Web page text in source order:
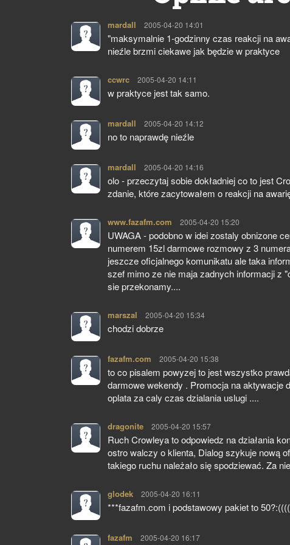
mardall pisze:
2005-04-20 14:01
"maksymalnie 1-godzinny czas reakcji na
nieźle brzmi ciekawe jak będzie w praktyce
ccwrc pisze:
2005-04-20 14:11
w praktyce jest tak samo.
mardall pisze:
2005-04-20 14:12
no to naprawdę nieźle
mardall pisze:
2005-04-20 14:16
olo - przeczytaj sobie dokładniej co to jest
zdanie, które zacytowałem o reakcji na
www.fazafm.com pisze:
2005-04-20 15:20
UWAGA - podobno w idei zostaly obnizone
numerem 15zl darmowe rozmowy z 3
jeszcze oficjalnego komunikatu ale taka
szef mimo ze nie maja zadnych informacji z
sie przekonamy....
marszal pisze:
2005-04-20 15:34
chodzi dobrze
fazafm.com pisze:
2005-04-20 15:38
to co pisalem powyzej to jest wszystko
darmowe wekendy . Promocja na aktywacje
oplata za caly czas dzialania uslugi ....
dragonite pisze:
2005-04-20 15:57
Ruch Crowleya to odpowiedz na działania
ostro walczy o klienta, Dialog szykuje nową
takiego ruchu należało się spodziewać. Za
glodek pisze:
2005-04-20 16:11
***fazafm.com i podstawowy pakiet to
fazafm pisze:
2005-04-20 16:17